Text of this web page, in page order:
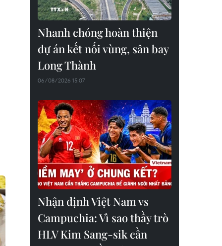
Nhanh chóng hoàn thiện
dự án kết nối vùng, sân bay
Long Thành
06/08/2026 15:07
Nhận định Việt Nam vs
Campuchia: Vì sao thầy trò
HLV Kim Sang-sik cần